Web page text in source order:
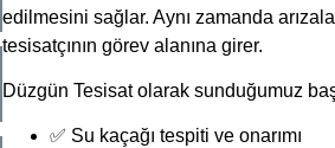
edilmesini sağlar. Aynı zamanda
tesisatçının görev alanına girer.
Düzgün Tesisat olarak sunduğumuz
✅ Su kaçağı tespiti ve onarımı